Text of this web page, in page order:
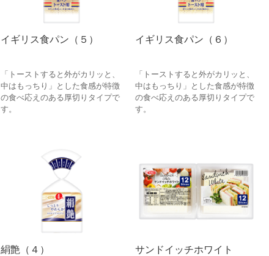
イギリス食パン（５）
「トーストすると外がカリッと、
中はもっちり」とした食感が特徴
の食べ応えのある厚切りタイプで
す。
イギリス食パン（６）
「トーストすると外がカリッと、
中はもっちり」とした食感が特徴
の食べ応えのある厚切りタイプで
す。
絹艶（４）
サンドイッチホワイト